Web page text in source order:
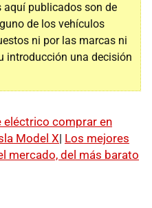
aquí publicados son de
de los vehículos
ni por las marcas ni
introducción una decisión
eléctrico comprar en
Model X| Los mejores
mercado, del más barato